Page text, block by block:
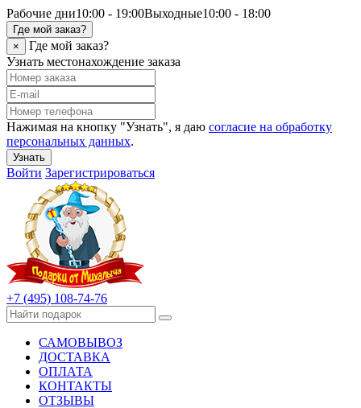
Рабочие дни10:00 - 19:00Выходные10:00 - 18:00
Где мой заказ?
×
Где мой заказ?
Узнать местонахождение заказа
Нажимая на кнопку "Узнать", я даю согласие на обработку
персональных данных.
Узнать
Войти Зарегистрироваться
+7 (495) 108-74-76
САМОВЫВОЗ
ДОСТАВКА
ОПЛАТА
КОНТАКТЫ
ОТЗЫВЫ